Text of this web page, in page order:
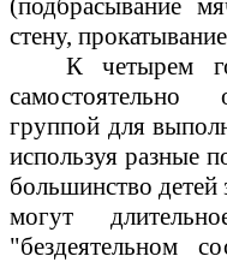
стену,
К четырем
самостоятельно
группой для
используя разные
большинство детей
могут
"бездеятельном